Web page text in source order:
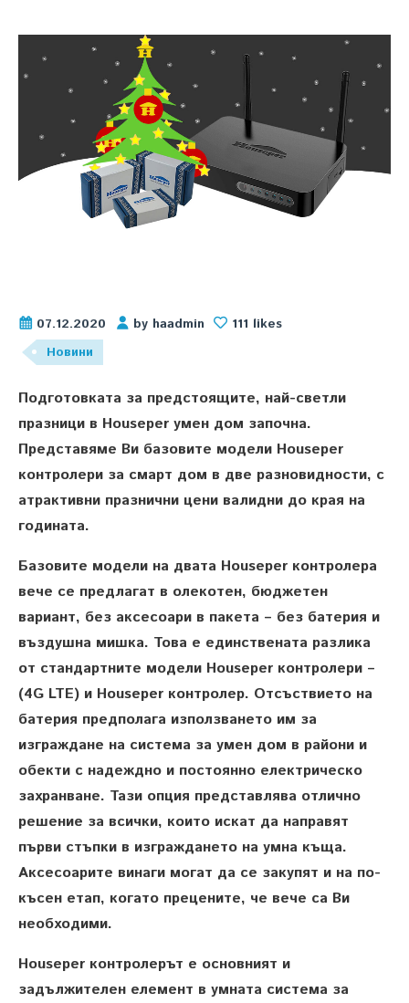
07.12.2020 by haadmin
111 likes
Новини
Подготовката за предстоящите, най-светли
празници в Houseper умен дом започна.
Представяме Ви базовите модели Houseper
контролери за смарт дом в две разновидности, с
атрактивни празнични цени валидни до края на
годината.
Базовите модели на двата Houseper контролера
вече се предлагат в олекотен, бюджетен
вариант, без аксесоари в пакета – без батерия и
въздушна мишка. Това е единствената разлика
от стандартните модели Houseper контролери –
(4G LTE) и Houseper контролер. Отсъствието на
батерия предполага използването им за
изграждане на система за умен дом в райони и
обекти с надеждно и постоянно електрическо
захранване. Тази опция представлява отлично
решение за всички, които искат да направят
първи стъпки в изграждането на умна къща.
Аксесоарите винаги могат да се закупят и на по-
късен етап, когато прецените, че вече са Ви
необходими.
Houseper контролерът е основният и
задължителен елемент в умната система за